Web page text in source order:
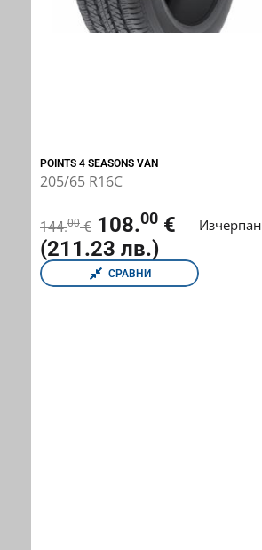
POINTS 4 SEASONS VAN
205/65 R16C
144.00 € 108.00 €
(211.23 лв.)
СРАВНИ
Изчерпан